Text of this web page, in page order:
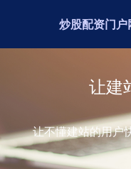
炒股配资门户
让建
让不懂建站的用户